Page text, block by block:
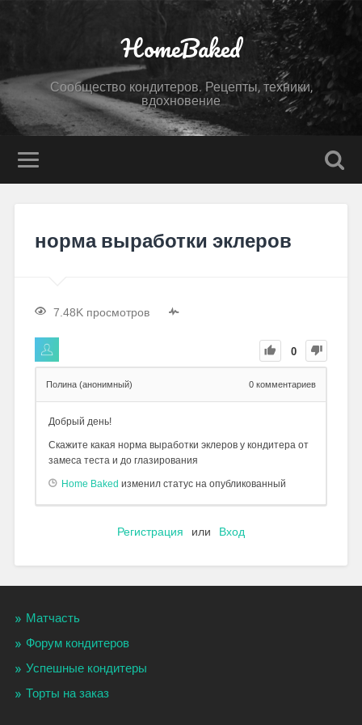
HomeBaked
Сообщество кондитеров. Рецепты, техники,
вдохновение
норма выработки эклеров
7.48K просмотров
0
Полина (анонимный) 0 комментариев
Добрый день!
Скажите какая норма выработки эклеров у кондитера от
замеса теста и до глазирования
Home Baked изменил статус на опубликованный
Регистрация или Вход
Матчасть
Форум кондитеров
Успешные кондитеры
Торты на заказ